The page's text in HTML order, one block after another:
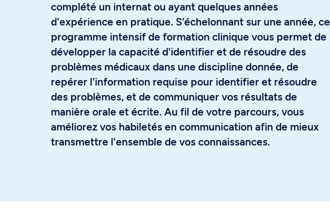
complété un internat ou ayant quelques années
d'expérience en pratique. S’échelonnant sur une année, ce
programme intensif de formation clinique vous permet de
développer la capacité d'identifier et de résoudre des
problèmes médicaux dans une discipline donnée, de
repérer l'information requise pour identifier et résoudre
des problèmes, et de communiquer vos résultats de
manière orale et écrite. Au fil de votre parcours, vous
améliorez vos habiletés en communication afin de mieux
transmettre l'ensemble de vos connaissances.